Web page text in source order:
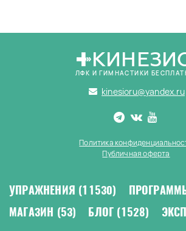
ЛФК И ГИМНАСТИКИ
kinesioru@yandex.ru
Политика
Публичная оферта
УПРАЖНЕНИЯ (11530)
МАГАЗИН (53) БЛОГ (1528)